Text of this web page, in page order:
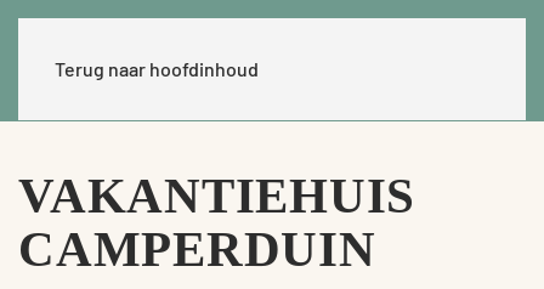
Terug naar hoofdinhoud
VAKANTIEHUIS
CAMPERDUIN